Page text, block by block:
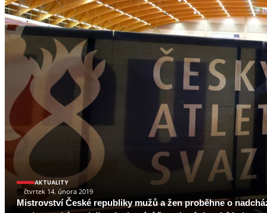
AKTUALITY
čtvrtek 14. února 2019
Mistrovství České republiky mužů a žen proběhne o